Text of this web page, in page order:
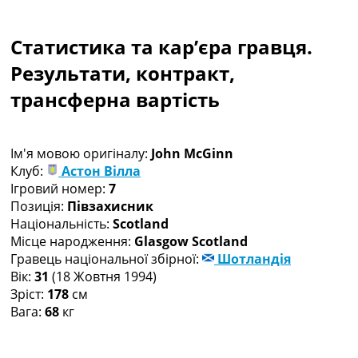
Чемпіонат Світу
Україна. Прем’єр-Ліга
Україна. Перша Ліга
Ліга Чемпіонів
Ще Турніри >>>
Таблиці
Чемпіонат Світу. Турнирні таблиці
Таблиця УПЛ
Перша Ліга
Таблиця АПЛ
Таблиця Ла Ліги
Таблиця Ліги Чемпіонів
Всі таблиці >>>
Рейтинги
Статистика та кар’єра гравця.
Результати, контракт,
трансферна вартість
Ім'я мовою оригіналу: John McGinn
Клуб:
Астон Вілла
Ігровий номер: 7
Позиція: Півзахисник
Національність: Scotland
Місце народження: Glasgow Scotland
Гравець національної збірної:
Шотландія
Вік: 31 (18 Жовтня 1994)
Зріст: 178 см
Вага: 68 кг